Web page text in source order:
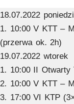
18.07.2022
1. 10:00 V KTT –
(przerwa ok. 2h)
19.07.2022 wtorek
1. 10:00 II Otwarty
2. 10:00 V KTT –
3. 17:00 VI KTP